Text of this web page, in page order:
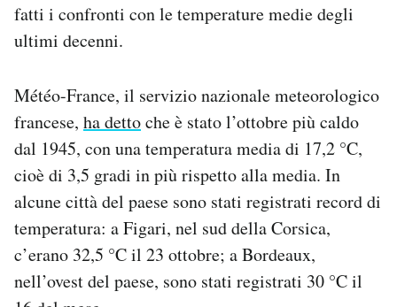
fatti i confronti con le temperature medie degli
ultimi decenni.
Météo-France, il servizio nazionale meteorologico
francese, ha dettoche è stato l’ottobre più caldo
dal 1945, con una temperatura media di 17,2 °C,
cioè di 3,5 gradi in più rispetto alla media. In
alcune città del paese sono stati registrati record di
temperatura: a Figari, nel sud della Corsica,
c’erano 32,5 °C il 23 ottobre; a Bordeaux,
nell’ovest del paese, sono stati registrati 30 °C il